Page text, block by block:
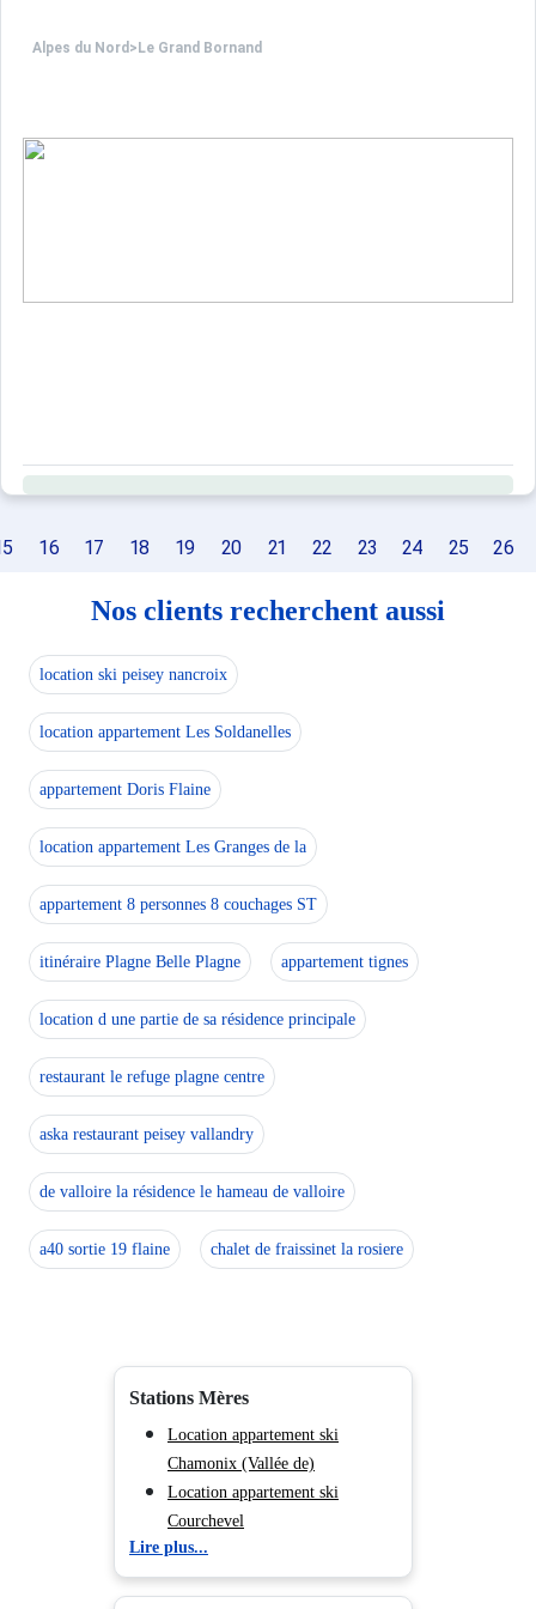
Alpes du Nord > Le Grand Bornand
16 17 18 19 20 21 22 23 24 25 26
Nos clients recherchent aussi
location ski peisey nancroix
location appartement Les Soldanelles
appartement Doris Flaine
location appartement Les Granges de la
appartement 8 personnes 8 couchages ST
itinéraire Plagne Belle Plagne appartement tignes
location d une partie de sa résidence principale
restaurant le refuge plagne centre
aska restaurant peisey vallandry
de valloire la résidence le hameau de valloire
a40 sortie 19 flaine chalet de fraissinet la rosiere
Stations Mères
Location appartement ski
Chamonix (Vallée de)
Location appartement ski
Courchevel
Location appartement ski Méribel
Location appartement ski Les
Lire plus...